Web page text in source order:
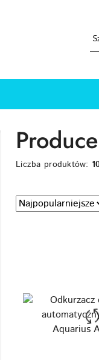
Liczba produktów:
Zastosowano
sortowanie:
Sortuj
według